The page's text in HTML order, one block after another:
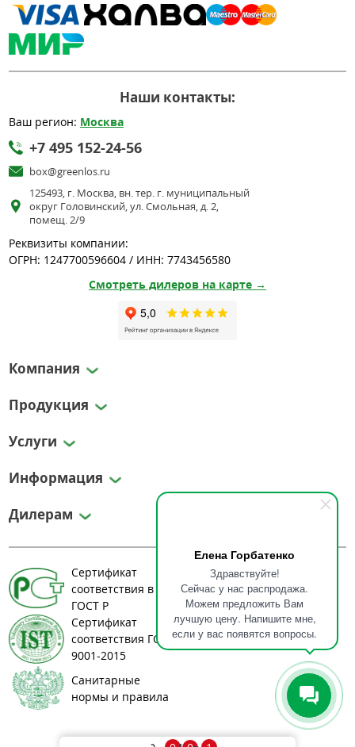
Елена Горбатенко
Здравствуйте!
Сейчас у нас распродажа.
Можем предложить Вам
лучшую цену. Напишите мне,
если у вас появятся вопросы.
Наши контакты:
Ваш регион: Москва
+7 495 152-24-56
box@greenlos.ru
125493, г. Москва, вн. тер. г. муниципальный
округ Головинский, ул. Смольная, д. 2,
помещ. 2/9
Реквизиты компании:
ОГРН: 1247700596604 / ИНН: 7743456580
Смотреть дилеров на карте →
Компания
Продукция
Услуги
Информация
Дилерам
Сертификат
соответствия в системе
ГОСТ Р
Сертификат
соответствия ГОСТ ИСО
9001-2015
Санитарные
нормы и правила